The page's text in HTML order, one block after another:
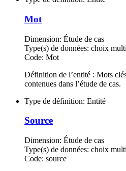
Mot
Dimension: Étude de cas
Type(s) de données: choix
Code: Mot
Définition de l’entité : Mots
contenues dans l’étude de cas.
Type de définition: Entité
Source
Dimension: Étude de cas
Type(s) de données: choix
Code: source